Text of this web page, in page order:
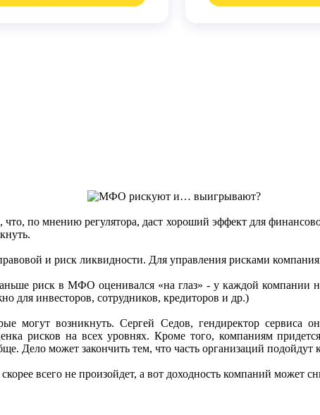
по мнению регулятора, даст хороший эффект для
и риск ликвидности. Для управления рисками
риск в МФО оценивался «на глаз» - у каждой компании
для инвесторов, сотрудников, кредиторов и др.)
возникнуть. Сергей Седов, гендиректор сервиса
рисков на всех уровнях. Кроме того, компаниям
Дело может закончить тем, что часть организаций
всего не произойдет, а вот доходность компаний может